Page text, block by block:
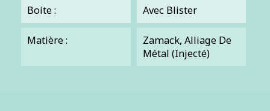
Boite : Avec Blister
Matière :
Zamack, Alliage De
Métal (injecté)